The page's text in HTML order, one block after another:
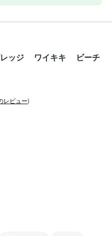
ッジ ワイキキ ビーチ
ビュー)